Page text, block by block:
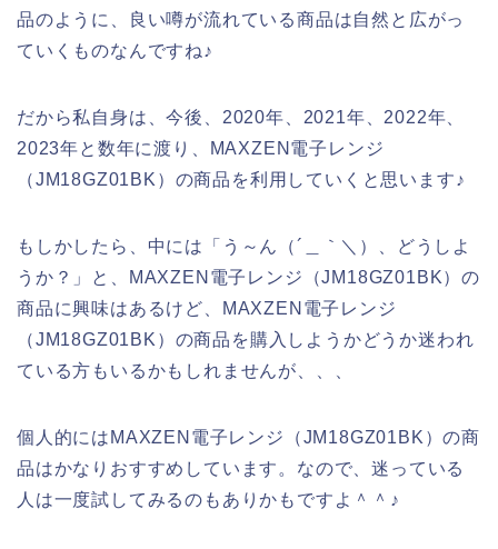
品のように、良い噂が流れている商品は自然と広がっ
ていくものなんですね♪
だから私自身は、今後、2020年、2021年、2022年、
2023年と数年に渡り、MAXZEN電子レンジ
（JM18GZ01BK）の商品を利用していくと思います♪
もしかしたら、中には「う～ん（´＿｀＼）、どうしよ
うか？」と、MAXZEN電子レンジ（JM18GZ01BK）の
商品に興味はあるけど、MAXZEN電子レンジ
（JM18GZ01BK）の商品を購入しようかどうか迷われ
ている方もいるかもしれませんが、、、
個人的にはMAXZEN電子レンジ（JM18GZ01BK）の商
品はかなりおすすめしています。なので、迷っている
人は一度試してみるのもありかもですよ＾＾♪